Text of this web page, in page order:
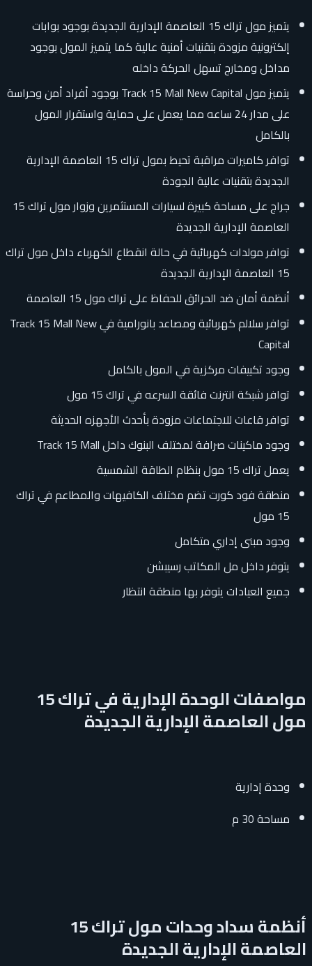
يتميز مول تراك 15 العاصمة الإدارية الجديدة بوجود بوابات
إلكترونية مزودة بتقنيات أمنية عالية كما يتميز المول بوجود
مداخل ومخارج تسهل الحركة داخله
يتميز مول Track 15 Mall New Capital بوجود أفراد أمن وحراسة
على مدار 24 ساعه مما يعمل على حماية واستقرار المول
بالكامل
توافر كاميرات مراقبة تحيط بمول تراك 15 العاصمة الإدارية
الجديدة بتقنيات عالية الجودة
جراج على مساحة كبيرة لسيارات المستثمرين وزوار مول تراك 15
العاصمة الإدارية الجديدة
توافر مولدات كهربائية في حالة انقطاع الكهرباء داخل مول تراك
15 العاصمة الإدارية الجديدة
أنظمة أمان ضد الحرائق للحفاظ على تراك مول 15 العاصمة
توافر سلالم كهربائية ومصاعد بانورامية في Track 15 Mall New
Capital
وجود تكييفات مركزية في المول بالكامل
توافر شبكة انترنت فائقة السرعه في تراك 15 مول
توافر قاعات للاجتماعات مزودة بأحدث الأجهزه الحديثة
وجود ماكينات صرافة لمختلف البنوك داخل Track 15 Mall
يعمل تراك 15 مول بنظام الطاقة الشمسية
منطقة فود كورت تضم مختلف الكافيهات والمطاعم في تراك
15 مول
وجود مبنى إداري متكامل
يتوفر داخل مل المكاتب رسيبشن
جميع العيادات يتوفر بها منطقة انتظار
مواصفات الوحدة الإدارية في تراك 15
مول العاصمة الإدارية الجديدة
وحدة إدارية
مساحة 30 م
أنظمة سداد وحدات مول تراك 15
العاصمة الإدارية الجديدة